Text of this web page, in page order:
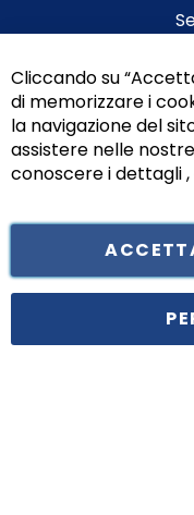
Principe di Piemonte 199,
Cliccando su
di memorizzare i
la navigazione del
assistere nelle
conoscere i dettagli